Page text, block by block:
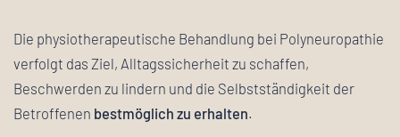
Die physiotherapeutische Behandlung bei Polyneuropathie
verfolgt das Ziel, Alltagssicherheit zu schaffen,
Beschwerden zu lindern und die Selbstständigkeit der
Betroffenen bestmöglich zu erhalten.